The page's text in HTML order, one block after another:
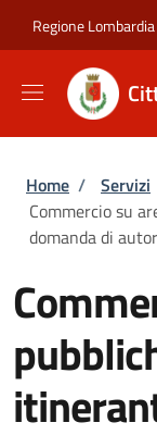
Regione Lombardia
Briciole
Home / Servizi
Commercio su
domanda di